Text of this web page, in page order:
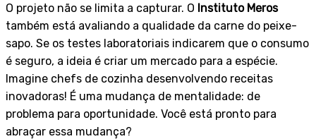
O projeto não se limita a capturar. O Instituto Meros
também está avaliando a qualidade da carne do peixe-
sapo. Se os testes laboratoriais indicarem que o consumo
é seguro, a ideia é criar um mercado para a espécie.
Imagine chefs de cozinha desenvolvendo receitas
inovadoras! É uma mudança de mentalidade: de
problema para oportunidade. Você está pronto para
abraçar essa mudança?